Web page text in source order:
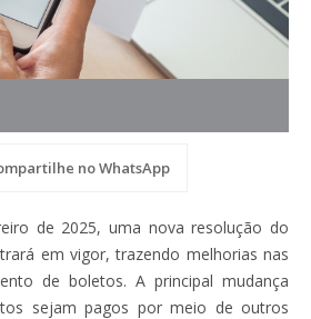
no WhatsApp
de 2025, uma nova resolução do
em vigor, trazendo melhorias nas
de boletos. A principal mudança
sejam pagos por meio de outros